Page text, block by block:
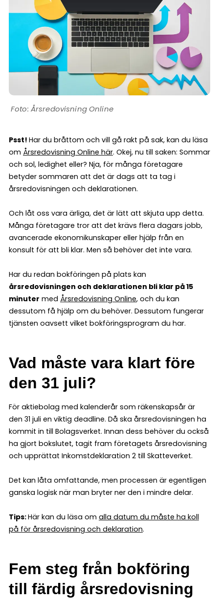
Årsredovisning Online
Psst! Har du bråttom och vill gå rakt på sak, kan du läsa
om Årsredovisning Online här. Okej, nu till saken: Sommar
och sol, ledighet eller? Nja, för många företagare
betyder sommaren att det är dags att ta tag i
årsredovisningen och deklarationen.
Och låt oss vara ärliga, det är lätt att skjuta upp detta.
Många företagare tror att det krävs flera dagars jobb,
avancerade ekonomikunskaper eller hjälp från en
konsult för att bli klar. Men så behöver det inte vara.
Har du redan bokföringen på plats kan
årsredovisningen och deklarationen bli klar på 15
minuter med Årsredovisning Online, och du kan
dessutom få hjälp om du behöver. Dessutom fungerar
tjänsten oavsett vilket bokföringsprogram du har.
Vad måste vara klart före
den 31 juli?
För aktiebolag med kalenderår som räkenskapsår är
den 31 juli en viktig deadline. Då ska årsredovisningen ha
kommit in till Bolagsverket. Innan dess behöver du också
ha gjort bokslutet, tagit fram företagets årsredovisning
och upprättat Inkomstdeklaration 2 till Skatteverket.
Det kan låta omfattande, men processen är egentligen
ganska logisk när man bryter ner den i mindre delar.
Tips:Här kan du läsa om alla datum du måste ha koll
på för årsredovisning och deklaration.
Fem steg från bokföring
till färdig årsredovisning